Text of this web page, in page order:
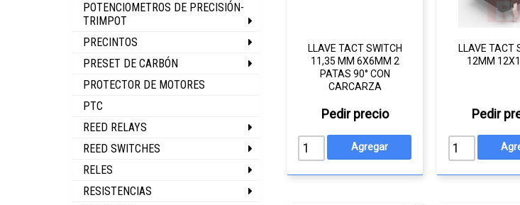
POTENCIOMETROS DE PRECISIÓN-
TRIMPOT
PRECINTOS
PRESET DE CARBÓN
PROTECTOR DE MOTORES
PTC
REED RELAYS
REED SWITCHES
RELES
RESISTENCIAS
LLAVE TACT SWITCH
11,35 MM 6X6MM 2
PATAS 90° CON
CARCARZA
Pedir precio
LLAVE TACT
12MM
Pedir